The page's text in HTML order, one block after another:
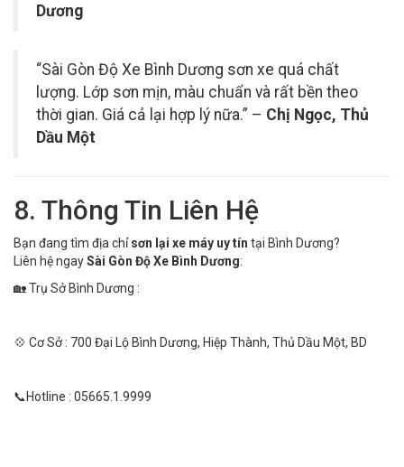
Dương
“Sài Gòn Độ Xe Bình Dương sơn xe quá chất
lượng. Lớp sơn mịn, màu chuẩn và rất bền theo
thời gian. Giá cả lại hợp lý nữa.” – Chị Ngọc, Thủ
Dầu Một
8. Thông Tin Liên Hệ
Bạn đang tìm địa chỉsơn lại xe máy uy tín tại Bình Dương?
Liên hệ ngaySài Gòn Độ Xe Bình Dương:
🏡 Trụ Sở Bình Dương :
💠 Cơ Sở : 700 Đại Lộ Bình Dương, Hiệp Thành, Thủ Dầu Một, BD
📞Hotline : 05665.1.9999